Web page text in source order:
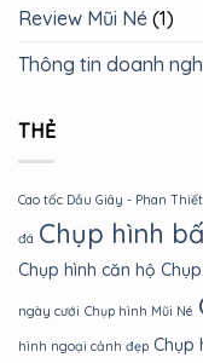
Review Mũi Né (1)
Thông tin doanh
THẺ
Cao tốc Dầu Giây - Phan Thiết
đá Chụp hình
Chụp hình căn hộ
ngày cưới Chụp hình Mũi Né
hình ngoại cảnh đẹp Chụp